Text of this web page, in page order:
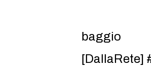
baggio
[DallaRete]